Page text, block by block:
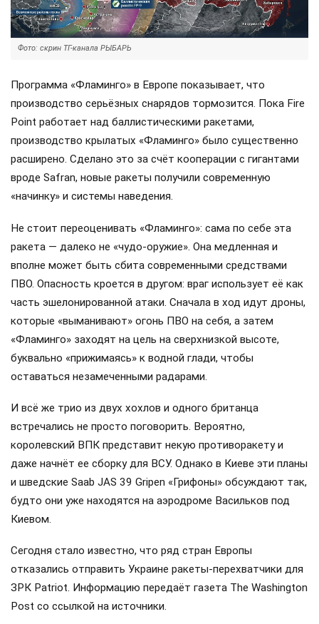
Фото: скрин ТГ-канала РЫБАРЬ
Программа «Фламинго» в Европе показывает, что
производство серьёзных снарядов тормозится. Пока Fire
Point работает над баллистическими ракетами,
производство крылатых «Фламинго» было существенно
расширено. Сделано это за счёт кооперации с гигантами
вроде Safran, новые ракеты получили современную
«начинку» и системы наведения.
Не стоит переоценивать «Фламинго»: сама по себе эта
ракета — далеко не «чудо-оружие». Она медленная и
вполне может быть сбита современными средствами
ПВО. Опасность кроется в другом: враг использует её как
часть эшелонированной атаки. Сначала в ход идут дроны,
которые «выманивают» огонь ПВО на себя, а затем
«Фламинго» заходят на цель на сверхнизкой высоте,
буквально «прижимаясь» к водной глади, чтобы
оставаться незамеченными радарами.
И всё же трио из двух хохлов и одного британца
встречались не просто поговорить. Вероятно,
королевский ВПК представит некую противоракету и
даже начнёт ее сборку для ВСУ. Однако в Киеве эти планы
и шведские Saab JAS 39 Gripen «Грифоны» обсуждают так,
будто они уже находятся на аэродроме Васильков под
Киевом.
Сегодня стало известно, что ряд стран Европы
отказались отправить Украине ракеты-перехватчики для
ЗРК Patriot. Информацию передаёт газета The Washington
Post со ссылкой на источники.